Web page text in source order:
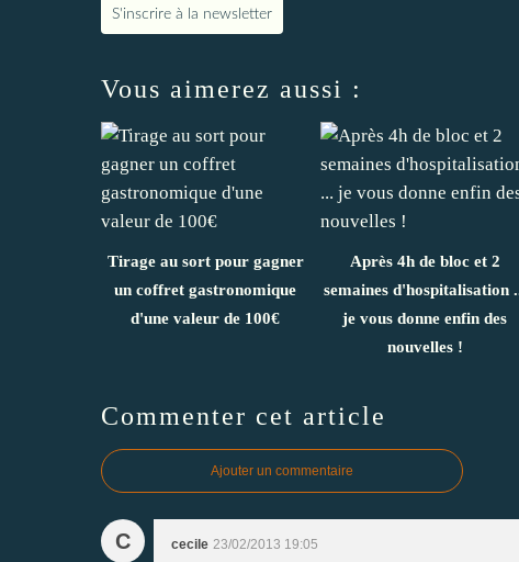
S'inscrire à la newsletter
Vous aimerez aussi :
Tirage au sort pour gagner
un coffret gastronomique
d'une valeur de 100€
Après 4h de bloc et 2
semaines d'hospitalisation
je vous donne enfin des
nouvelles !
Commenter cet article
Ajouter un commentaire
C cecile 23/02/2013 19:05